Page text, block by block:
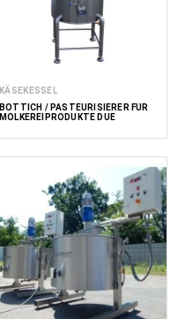
KÄSEKESSEL
BOTTICH / PASTEURISIERER FÜR
MOLKEREIPRODUKTE DUE